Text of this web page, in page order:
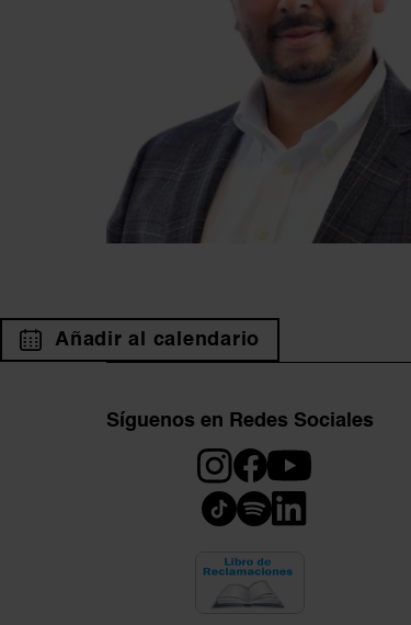
Añadir al calendario
Síguenos en Redes Sociales